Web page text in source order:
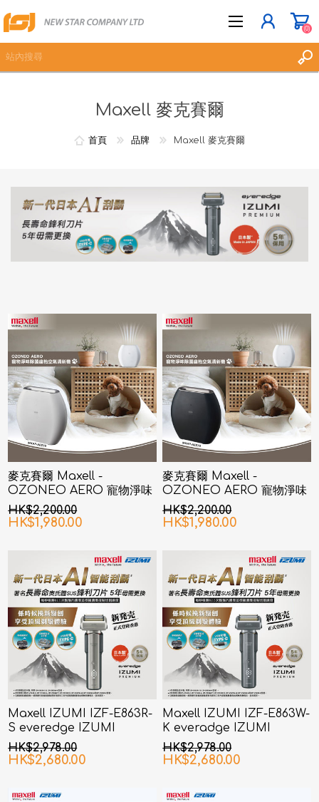
(0)
Maxell 麥克賽爾
首頁 品牌 Maxell 麥克賽爾
麥克賽爾 Maxell -
OZONEO AERO 寵物淨味
除菌座枱空氣清新機 MXAP-
AE270 白色
HK$2,200.00
HK$1,980.00
麥克賽爾 Maxell -
OZONEO AERO 寵物淨味
除菌座枱空氣清新機 MXAP-
AE270 黑色
HK$2,200.00
HK$1,980.00
Maxell IZUMI IZF-E863R-
S everedge IZUMI
Premium 系列 6刀片AI智能
感應技術電鬚刨 (銀色)
HK$2,978.00
HK$2,680.00
Maxell IZUMI IZF-E863W-
K everadge IZUMI
Premium 系列 6刀片AI智能
感應技術電鬚刨 (黑鎳色)
HK$2,978.00
HK$2,680.00